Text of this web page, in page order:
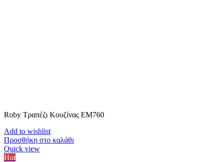
Roby Τραπέζι Κουζίνας ΕΜ760
Add to wishlist
Προσθήκη στο καλάθι
Quick view
Hot